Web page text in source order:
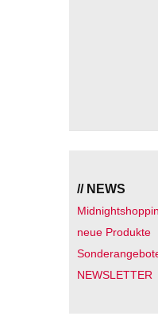
// NEWS
neue Produkte
NEWSLETTER